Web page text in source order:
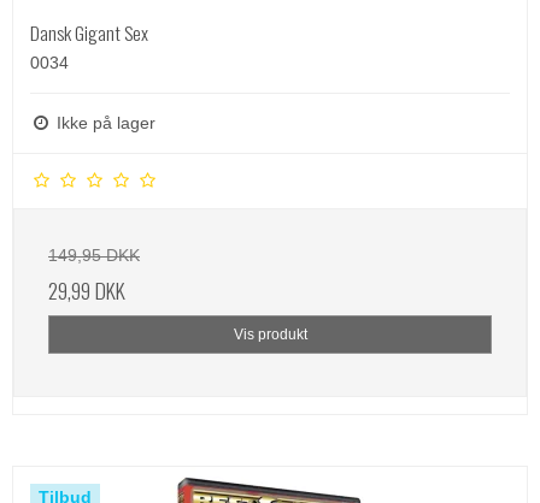
Dansk Gigant Sex
0034
Ikke på lager
149,95 DKK
29,99 DKK
Vis produkt
Tilbud